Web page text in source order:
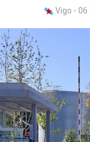
Vigo - 06